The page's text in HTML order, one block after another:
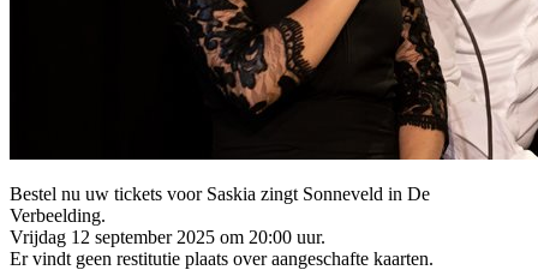
Bestel nu uw tickets voor Saskia zingt Sonneveld in De
Verbeelding.
Vrijdag 12 september 2025 om 20:00 uur.
Er vindt geen restitutie plaats over aangeschafte kaarten.